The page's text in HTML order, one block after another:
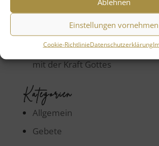
Einstellungen vornehmen
Cookie-RichtlinieDatenschutzerklärung
Beatrix LoopzuMaria
Pionierin der Liebe, Mut und
Marion HellwigzuMutter Maria
mit der Kraft Gottes
Kategorien
Allgemein
Gebete